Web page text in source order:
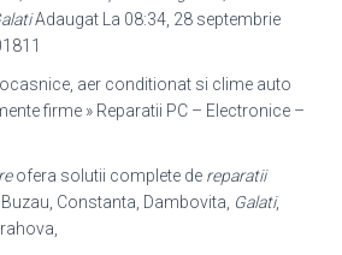
Adaugat La 08:34, 28 septembrie
aer conditionat si clime auto
firme » Reparatii PC – Electronice –
ofera solutii complete de reparatii
Constanta, Dambovita, Galati,